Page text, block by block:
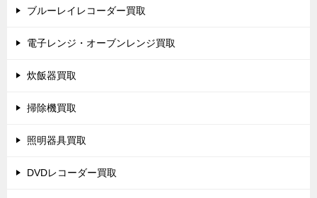
ブルーレイレコーダー買取
電子レンジ・オーブンレンジ買取
炊飯器買取
掃除機買取
照明器具買取
DVDレコーダー買取